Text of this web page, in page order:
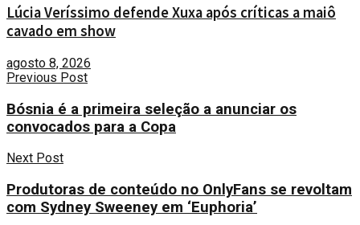
Lúcia Veríssimo defende Xuxa após críticas a maiô
cavado em show
agosto 8, 2026
Previous Post
Bósnia é a primeira seleção a anunciar os
convocados para a Copa
Next Post
Produtoras de conteúdo no OnlyFans se revoltam
com Sydney Sweeney em ‘Euphoria’